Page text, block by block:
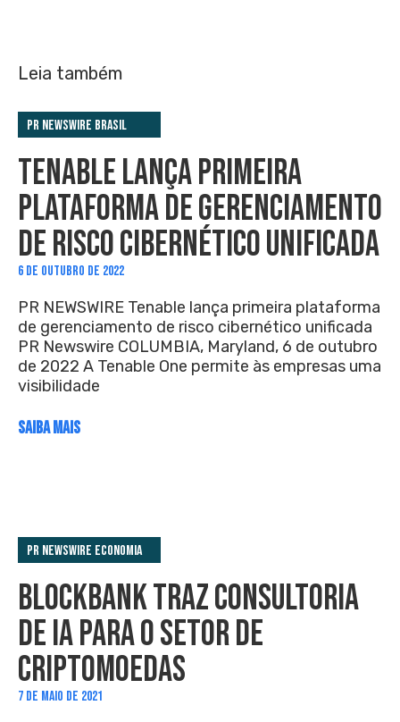
Leia também
PR Newswire Brasil
TENABLE LANÇA PRIMEIRA
PLATAFORMA DE GERENCIAMENTO
DE RISCO CIBERNÉTICO UNIFICADA
6 DE OUTUBRO DE 2022
PR NEWSWIRE Tenable lança primeira plataforma
de gerenciamento de risco cibernético unificada
PR Newswire COLUMBIA, Maryland, 6 de outubro
de 2022 A Tenable One permite às empresas uma
visibilidade
SAIBA MAIS
PR Newswire Economia
BLOCKBANK TRAZ CONSULTORIA
DE IA PARA O SETOR DE
CRIPTOMOEDAS
7 DE MAIO DE 2021